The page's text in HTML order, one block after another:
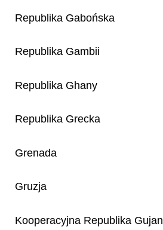
Republika Gabońska
Republika Gambii
Republika Ghany
Republika Grecka
Grenada
Gruzja
Kooperacyjna Republika